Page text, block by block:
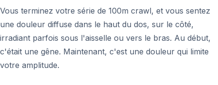
Vous terminez votre série de 100m crawl, et vous sentez
une douleur diffuse dans le haut du dos, sur le côté,
irradiant parfois sous l'aisselle ou vers le bras. Au début,
c'était une gêne. Maintenant, c'est une douleur qui limite
votre amplitude.